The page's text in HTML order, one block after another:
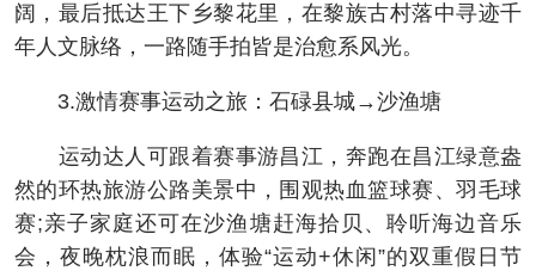
阔，最后抵达王下乡黎花里，在黎族古村落中寻迹千
年人文脉络，一路随手拍皆是治愈系风光。
3.激情赛事运动之旅：石碌县城→沙渔塘
运动达人可跟着赛事游昌江，奔跑在昌江绿意盎
然的环热旅游公路美景中，围观热血篮球赛、羽毛球
赛;亲子家庭还可在沙渔塘赶海拾贝、聆听海边音乐
会，夜晚枕浪而眠，体验“运动+休闲”的双重假日节